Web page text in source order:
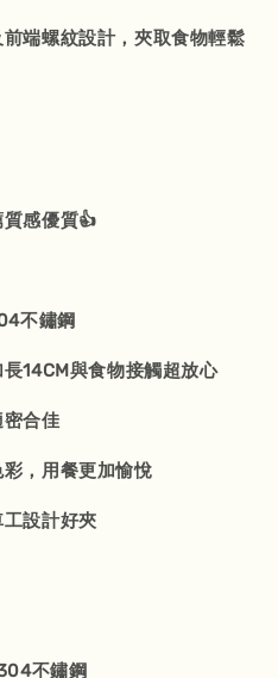
端螺紋設計，夾取食物輕鬆
感優質👍
不鏽鋼
14CM與食物接觸超放心
合佳
，用餐更加愉悅
設計好夾
不鏽鋼